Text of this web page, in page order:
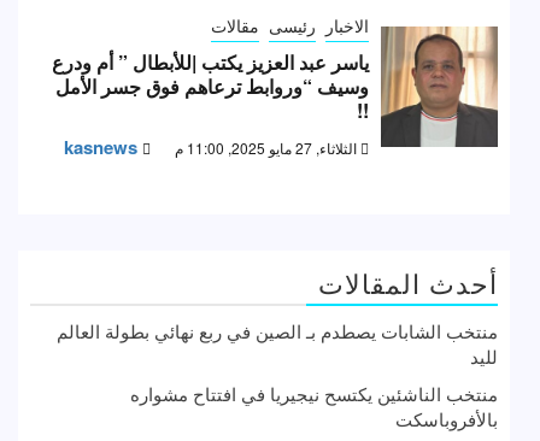
الاخبار رئيسى مقالات
ياسر عبد العزيز يكتب |للأبطال ” أم ودرع
وسيف “وروابط ترعاهم فوق جسر الأمل
!!
الثلاثاء, 27 مايو 2025, 11:00 م kasnews
أحدث المقالات
منتخب الشابات يصطدم بـ الصين في ربع نهائي بطولة العالم
لليد
منتخب الناشئين يكتسح نيجيريا في افتتاح مشواره
بالأفروباسكت